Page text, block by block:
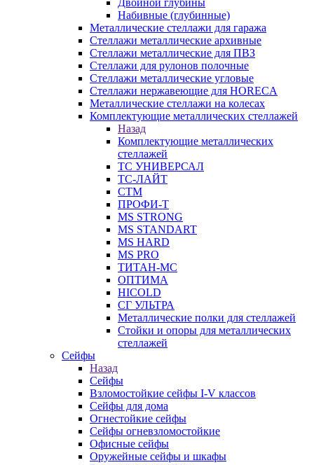
Двойной глубины
Набивные (глубинные)
Металлические стеллажи для гаража
Стеллажи металлические архивные
Стеллажи металлические для ПВЗ
Стеллажи для рулонов полочные
Стеллажи металлические угловые
Стеллажи нержавеющие для HORECA
Металлические стеллажи на колесах
Комплектующие металлических стеллажей
Назад
Комплектующие металлических
стеллажей
ТС УНИВЕРСАЛ
ТС-ЛАЙТ
СТМ
ПРОФИ-Т
MS STRONG
MS STANDART
MS HARD
MS PRO
ТИТАН-МС
ОПТИМА
HICOLD
СГ УЛЬТРА
Металлические полки для стеллажей
Стойки и опоры для металлических
стеллажей
Сейфы
Назад
Сейфы
Взломостойкие сейфы I-V классов
Сейфы для дома
Огнестойкие сейфы
Сейфы огневзломостойкие
Офисные сейфы
Оружейные сейфы и шкафы